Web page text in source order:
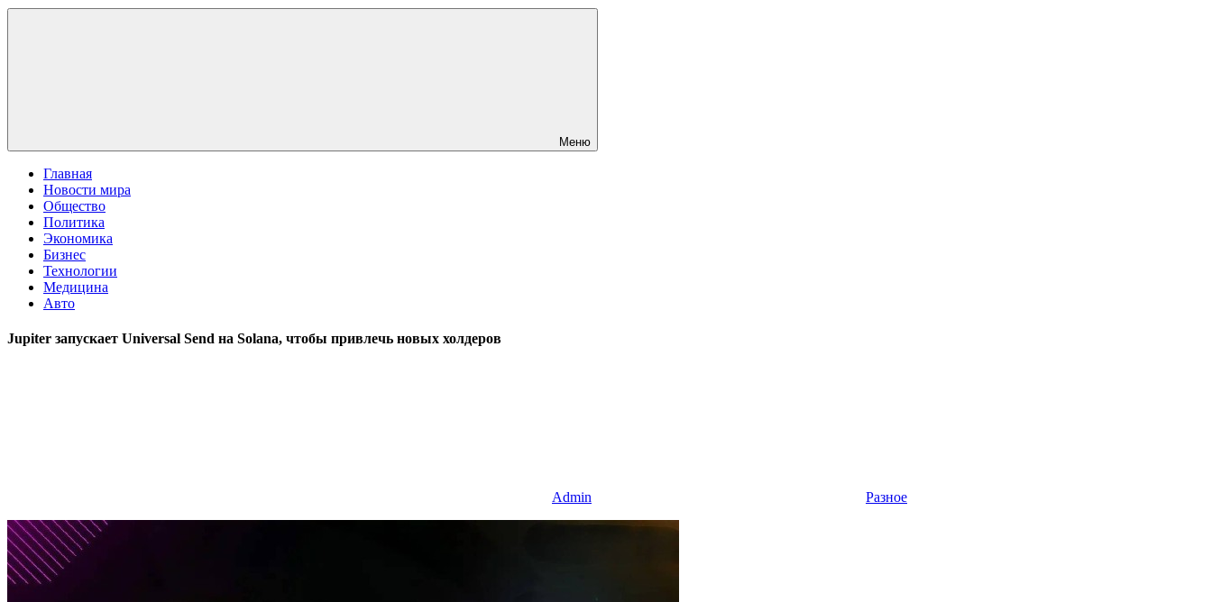
Меню
Главная
Новости мира
Общество
Политика
Экономика
Бизнес
Технологии
Медицина
Авто
Jupiter запускает Universal Send на Solana, чтобы привлечь новых холдеров
Admin Разное